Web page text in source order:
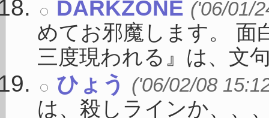
DARKZONE ('06/01/
めてお邪魔します。 面
三度現われる』は、文
ひょう ('06/02/08
は、殺しラインか、、